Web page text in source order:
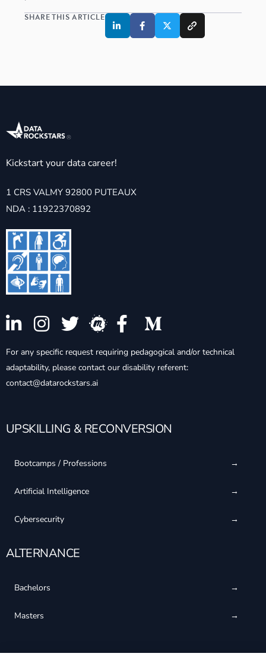
SHARE THIS ARTICLE
Kickstart your data career!
1 CRS VALMY 92800 PUTEAUX
NDA : 11922370892
For any specific request requiring pedagogical and/or technical
adaptability, please contact our disability referent:
contact@datarockstars.ai
UPSKILLING & RECONVERSION
Bootcamps / Professions
Artificial Intelligence
Cybersecurity
ALTERNANCE
Bachelors
Masters